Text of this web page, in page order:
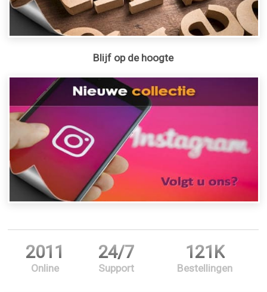
Blijf op de hoogte
2011
Online
24/7
Support
121K
Bestellingen